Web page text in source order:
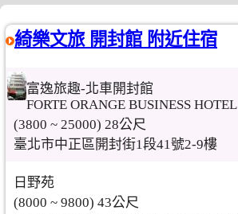
綺樂文旅 開封館 附近住宿
富逸旅趣-北車開封館
FORTE ORANGE BUSINESS HOTEL
(3800 ~ 25000) 28公尺
臺北市中正區開封街1段41號2-9樓
日野苑
(8000 ~ 9800) 43公尺